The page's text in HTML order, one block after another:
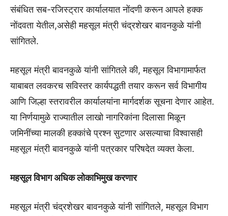
संबंधित सब-रजिस्ट्रार कार्यालयात नोंदणी करून आपले हक्क
नोंदवता येतील,असेही महसूल मंत्री चंद्रशेखर बावनकुळे यांनी
सांगितले.
महसूल मंत्री बावनकुळे यांनी सांगितले की, महसूल विभागामार्फत
याबाबत लवकरच सविस्तर कार्यपद्धती तयार करून सर्व विभागीय
आणि जिल्हा स्तरावरील कार्यालयांना मार्गदर्शक सूचना देणार आहेत.
या निर्णयामुळे राज्यातील लाखो नागरिकांना दिलासा मिळून
जमिनींच्या मालकी हक्कांचे प्रश्न सुटणार असल्याचा विश्वासही
महसूल मंत्री बावनकुळे यांनी पत्रकार परिषदेत व्यक्त केला.
महसूल विभाग अधिक लोकाभिमुख करणार
महसूल मंत्री चंद्रशेखर बावनकुळे यांनी सांगितले, महसूल विभाग